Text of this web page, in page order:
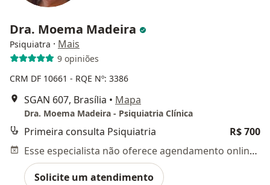
Dra. Moema Madeira
Psiquiatra · Mais
9 opiniões
CRM DF 10661 - RQE Nº: 3386
SGAN 607, Brasília • Mapa
Dra. Moema Madeira - Psiquiatria Clínica
Primeira consulta Psiquiatria
R$ 700
Esse especialista não oferece agendamento online para esse endereço.
Solicite um atendimento